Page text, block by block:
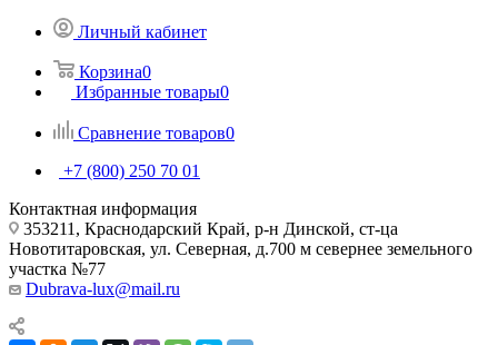
Личный кабинет
Корзина0
Избранные товары0
Сравнение товаров0
+7 (800) 250 70 01
Контактная информация
353211, Краснодарский Край, р-н Динской, ст-ца
Новотитаровская, ул. Северная, д.700 м севернее земельного
участка №77
Dubrava-lux@mail.ru